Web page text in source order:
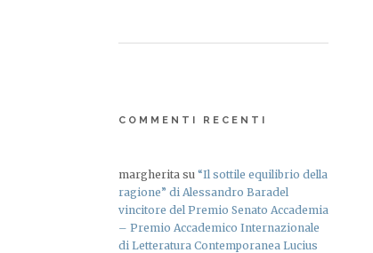
COMMENTI RECENTI
margherita su “Il sottile equilibrio della
ragione” di Alessandro Baradel
vincitore del Premio Senato Accademia
– Premio Accademico Internazionale
di Letteratura Contemporanea Lucius